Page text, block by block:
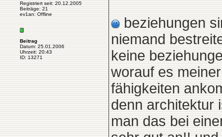
Registriert seit: 20.12.2005
Beiträge: 21
ev1an: Offline
Beitrag
Datum: 25.01.2006
Uhrzeit: 20:43
ID: 13271
beziehungen
niemand
keine
worauf es
fähigkeiten
denn architektur
man das bei